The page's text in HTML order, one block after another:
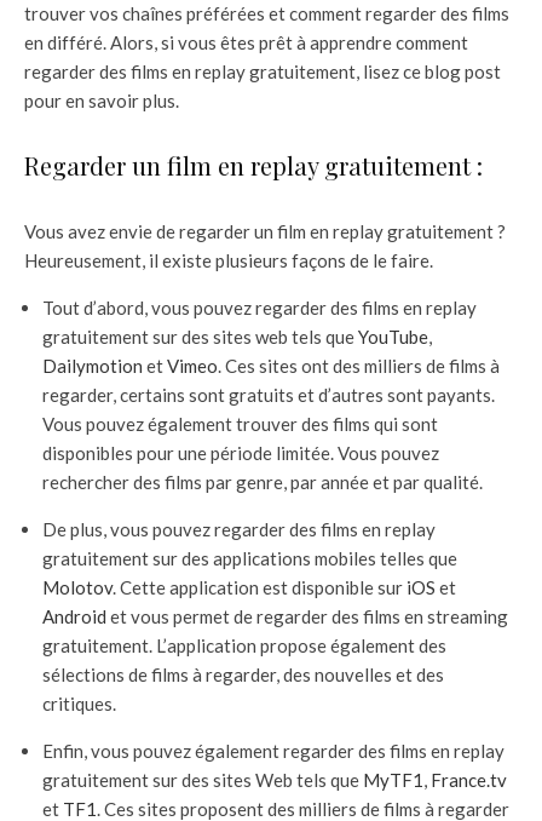
trouver vos chaînes préférées et comment regarder des films
en différé. Alors, si vous êtes prêt à apprendre comment
regarder des films en replay gratuitement, lisez ce blog post
pour en savoir plus.
Regarder un film en replay gratuitement :
Vous avez envie de regarder un film en replay gratuitement ?
Heureusement, il existe plusieurs façons de le faire.
Tout d’abord, vous pouvez regarder des films en replay
gratuitement sur des sites web tels queYouTube,
Dailymotion etVimeo. Ces sites ont des milliers de films à
regarder, certains sont gratuits et d’autres sont payants.
Vous pouvez également trouver des films qui sont
disponibles pour une période limitée. Vous pouvez
rechercher des films par genre, par année et par qualité.
De plus, vous pouvez regarder des films en replay
gratuitement sur des applications mobiles telles que
Molotov. Cette application est disponible sur iOS et
Android et vous permet de regarder des films en streaming
gratuitement. L’application propose également des
sélections de films à regarder, des nouvelles et des
critiques.
Enfin, vous pouvez également regarder des films en replay
gratuitement sur des sites Web tels que MyTF1, France.tv
et TF1. Ces sites proposent des milliers de films à regarder